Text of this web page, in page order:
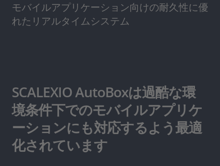
モバイルアプリケーション向けの耐久性に優
れたリアルタイムシステム
SCALEXIO AutoBoxは過酷な環
境条件下でのモバイルアプリケ
ーションにも対応するよう最適
化されています